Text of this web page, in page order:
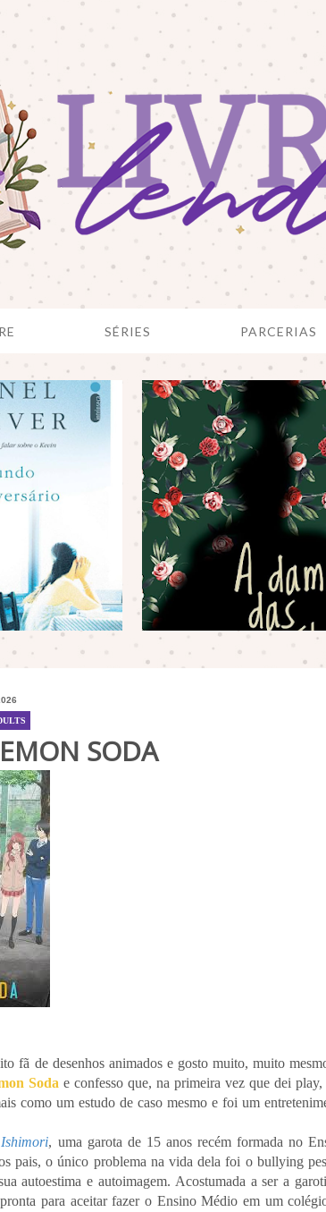
SÉRIES PARCERIAS
SODA
fã de desenhos animados e gosto muito, muito
Soda e confesso que, na primeira vez que dei play,
como um estudo de caso mesmo e foi um
, uma garota de 15 anos recém formada no
pais, o único problema na vida dela foi o bullying
autoestima e autoimagem. Acostumada a ser a
para aceitar fazer o Ensino Médio em um